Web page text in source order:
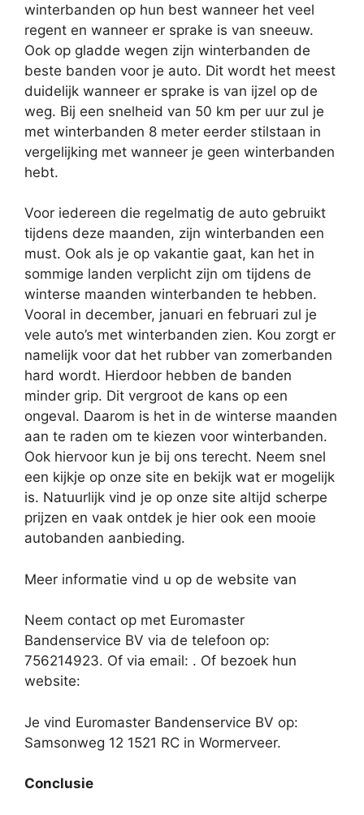
winterbanden op hun best wanneer het veel
regent en wanneer er sprake is van sneeuw.
Ook op gladde wegen zijn winterbanden de
beste banden voor je auto. Dit wordt het meest
duidelijk wanneer er sprake is van ijzel op de
weg. Bij een snelheid van 50 km per uur zul je
met winterbanden 8 meter eerder stilstaan in
vergelijking met wanneer je geen winterbanden
hebt.
Voor iedereen die regelmatig de auto gebruikt
tijdens deze maanden, zijn winterbanden een
must. Ook als je op vakantie gaat, kan het in
sommige landen verplicht zijn om tijdens de
winterse maanden winterbanden te hebben.
Vooral in december, januari en februari zul je
vele auto’s met winterbanden zien. Kou zorgt er
namelijk voor dat het rubber van zomerbanden
hard wordt. Hierdoor hebben de banden
minder grip. Dit vergroot de kans op een
ongeval. Daarom is het in de winterse maanden
aan te raden om te kiezen voor winterbanden.
Ook hiervoor kun je bij ons terecht. Neem snel
een kijkje op onze site en bekijk wat er mogelijk
is. Natuurlijk vind je op onze site altijd scherpe
prijzen en vaak ontdek je hier ook een mooie
autobanden aanbieding.
Meer informatie vind u op de website van
Neem contact op met Euromaster
Bandenservice BV via de telefoon op:
756214923. Of via email: . Of bezoek hun
website:
Je vind Euromaster Bandenservice BV op:
Samsonweg 12 1521 RC in Wormerveer.
Conclusie